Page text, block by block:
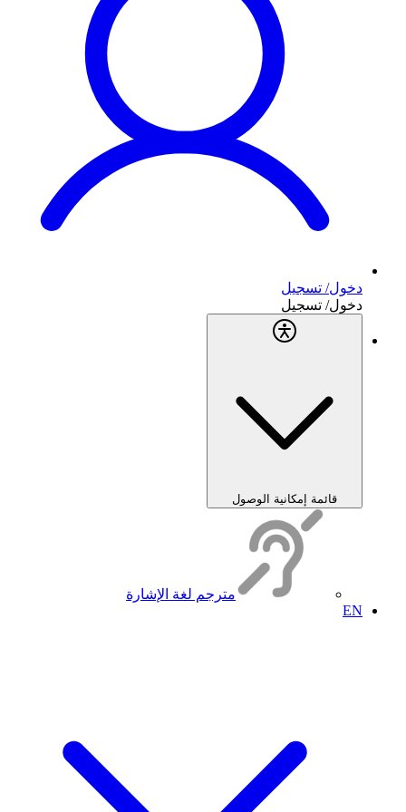
دخول/ تسجيل
دخول/ تسجيل
قائمة إمكانية الوصول
مترجم لغة الإشارة
EN